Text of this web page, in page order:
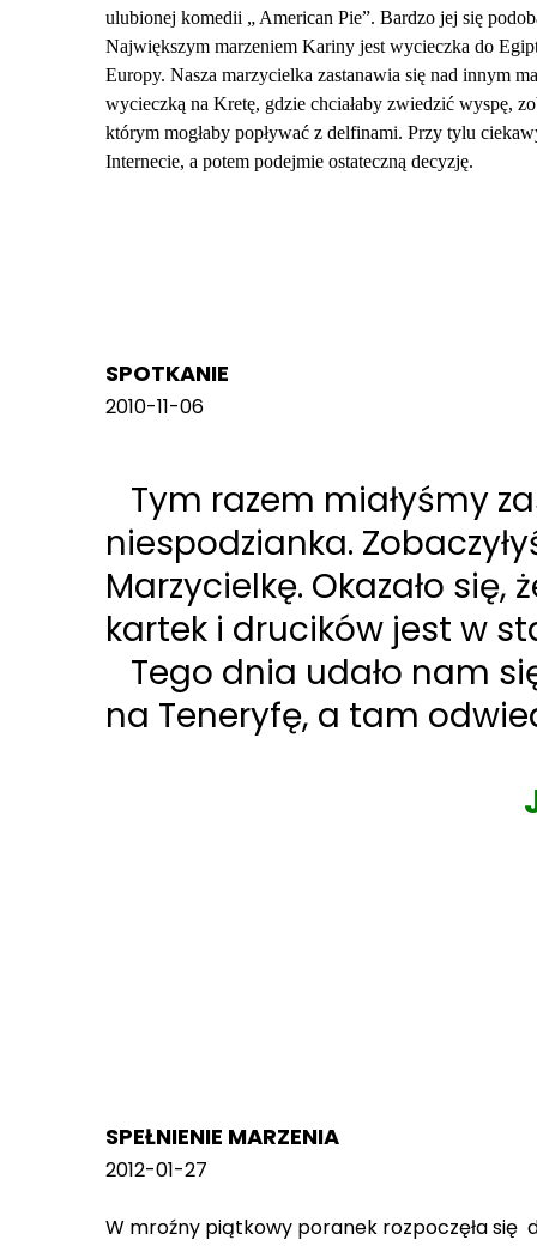
ulubionej komedii „ American Pie”. Bardzo jej się
Największym marzeniem Kariny jest wycieczka do
Europy. Nasza marzycielka zastanawia się nad innym
wycieczką na Kretę, gdzie chciałaby zwiedzić wyspę,
którym mogłaby popływać z delfinami. Przy tylu
Internecie, a potem podejmie ostateczną decyzję.
SPOTKANIE
2010-11-06
Tym razem miałyśmy
niespodzianka.
Marzycielkę. Okazało
kartek i drucików jest w
Tego dnia udało nam
na Teneryfę, a tam
SPEŁNIENIE MARZENIA
2012-01-27
W mroźny piątkowy poranek rozpoczęła się